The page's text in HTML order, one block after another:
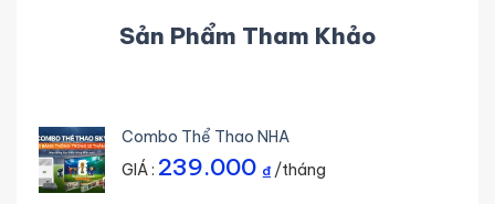
Sản Phẩm Tham Khảo
Combo Thể Thao NHA
GIÁ : 239.000 ₫/tháng